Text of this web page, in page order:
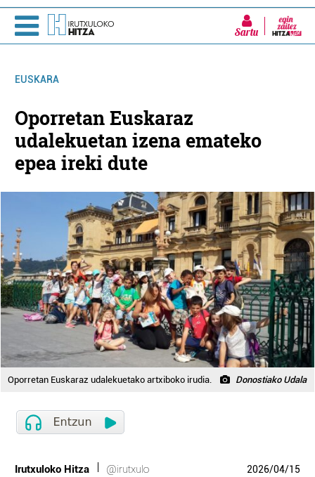
Sartu
EUSKARA
Oporretan Euskaraz
udalekuetan izena emateko
epea ireki dute
Oporretan Euskaraz udalekuetako artxiboko irudia. Donostiako Udala
Irutxuloko Hitza @irutxulo 2026/04/15